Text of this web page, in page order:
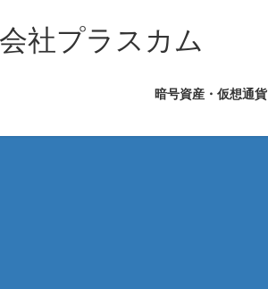
社プラスカム
暗号資産・仮想通貨